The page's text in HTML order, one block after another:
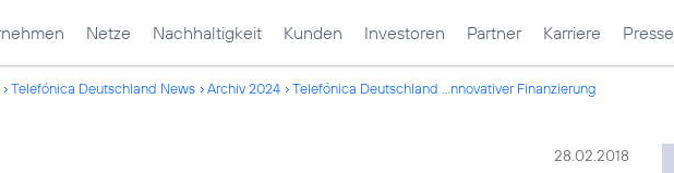
Netze Nachhaltigkeit Kunden Investoren Partner Karriere Presse
Telefónica Deutschland News Archiv 2024 Telefónica Deutschland ...nnovativer Finanzierung
28.02.2018